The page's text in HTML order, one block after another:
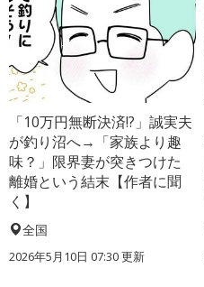
「10万円無断決済!?」誠実夫
が釣り沼へ→「家族より趣
味？」限界妻が突きつけた
離婚という結末【作者に聞
く】
全国
2026年5月10日 07:30 更新